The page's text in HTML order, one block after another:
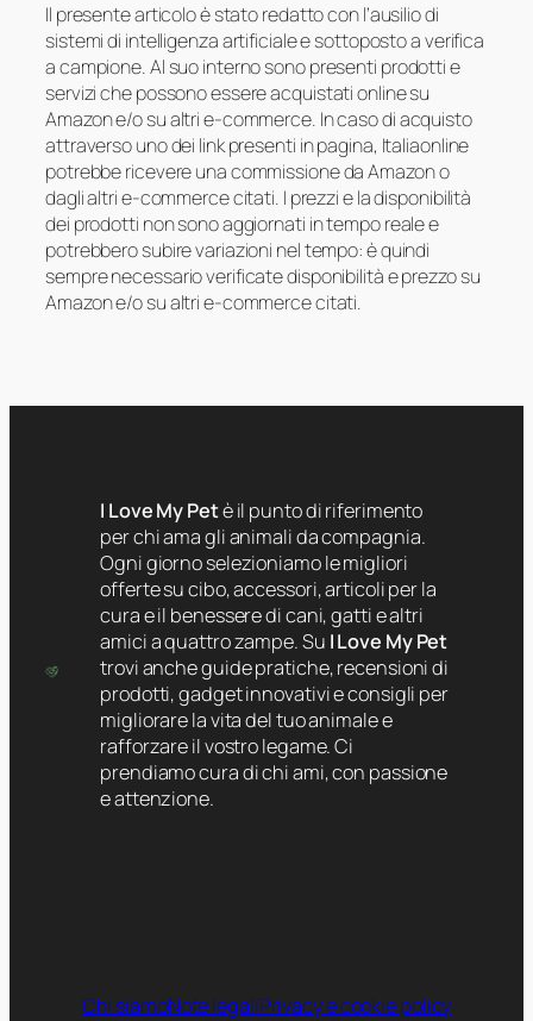
Il presente articolo è stato redatto con l’ausilio di
sistemi di intelligenza artificiale e sottoposto a verifica
a campione. Al suo interno sono presenti prodotti e
servizi che possono essere acquistati online su
Amazon e/o su altri e-commerce. In caso di acquisto
attraverso uno dei link presenti in pagina, Italiaonline
potrebbe ricevere una commissione da Amazon o
dagli altri e-commerce citati. I prezzi e la disponibilità
dei prodotti non sono aggiornati in tempo reale e
potrebbero subire variazioni nel tempo: è quindi
sempre necessario verificate disponibilità e prezzo su
Amazon e/o su altri e-commerce citati.
I Love My Petè il punto di riferimento
per chi ama gli animali da compagnia.
Ogni giorno selezioniamo le migliori
offerte su cibo, accessori, articoli per la
cura e il benessere di cani, gatti e altri
amici a quattro zampe. Su I Love My Pet
trovi anche guide pratiche, recensioni di
prodotti, gadget innovativi e consigli per
migliorare la vita del tuo animale e
rafforzare il vostro legame. Ci
prendiamo cura di chi ami, con passione
e attenzione.
Chi siamoNote legaliPrivacy e cookie policy